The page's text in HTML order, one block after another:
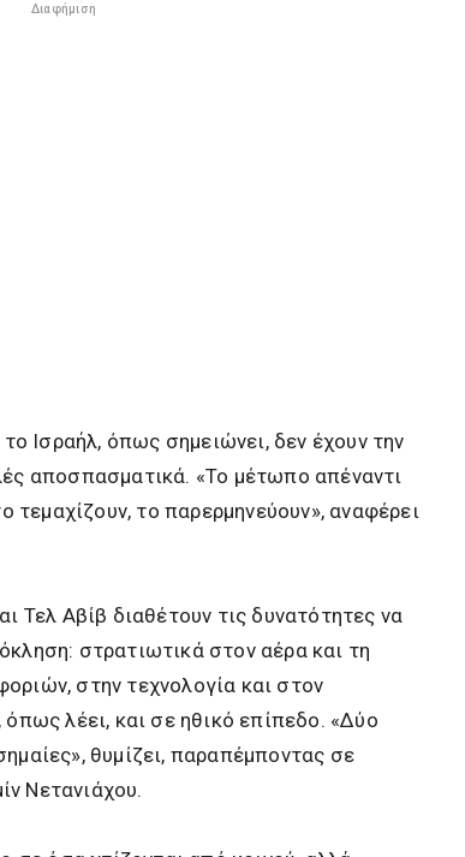
Διαφήμιση
Ισραήλ, όπως σημειώνει, δεν έχουν την
αποσπασματικά. «Το μέτωπο απέναντι
τεμαχίζουν, το παρερμηνεύουν», αναφέρει
Τελ Αβίβ διαθέτουν τις δυνατότητες να
στρατιωτικά στον αέρα και τη
στην τεχνολογία και στον
λέει, και σε ηθικό επίπεδο. «Δύο
θυμίζει, παραπέμποντας σε
Νετανιάχου.